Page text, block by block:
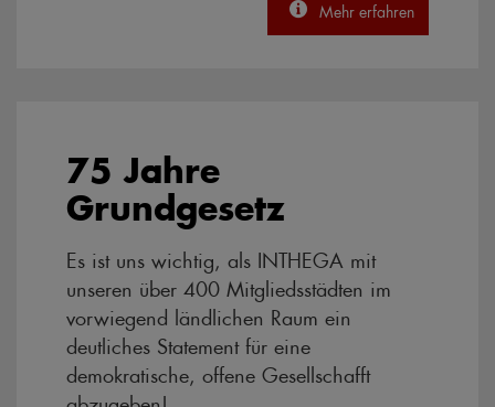
Mehr erfahren
75 Jahre
Grundgesetz
Es ist uns wichtig, als INTHEGA mit
unseren über 400 Mitgliedsstädten im
vorwiegend ländlichen Raum ein
deutliches Statement für eine
demokratische, offene Gesellschafft
abzugeben!